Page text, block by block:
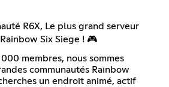
R6X, Le plus grand serveur
Six Siege ! 🎮
membres, nous sommes
communautés Rainbow
un endroit animé, actif